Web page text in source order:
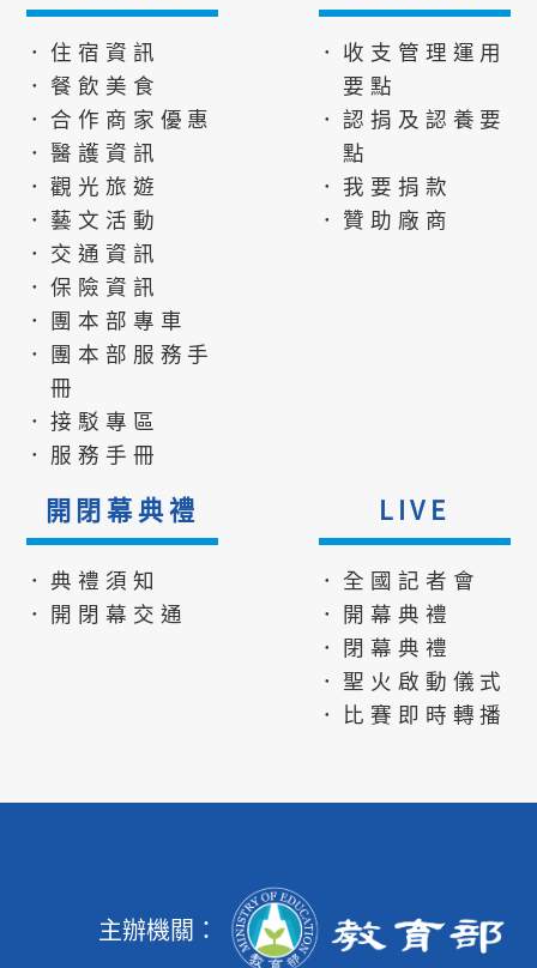
．住宿資訊
．餐飲美食
．合作商家優惠
．醫護資訊
．觀光旅遊
．藝文活動
．交通資訊
．保險資訊
．團本部專車
．團本部服務手
冊
．接駁專區
．服務手冊
．收支管理運用
要點
．認捐及認養要
點
．我要捐款
．贊助廠商
開閉幕典禮
．典禮須知
．開閉幕交通
LIVE
．全國記者會
．開幕典禮
．閉幕典禮
．聖火啟動儀式
．比賽即時轉播
主辦機關：